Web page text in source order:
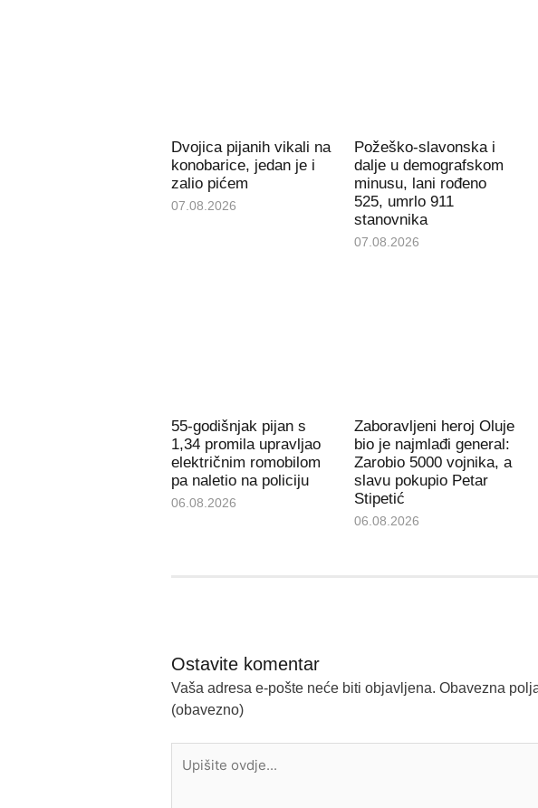
Dvojica pijanih vikali na
konobarice, jedan je i
zalio pićem
07.08.2026
Požeško-slavonska i
dalje u demografskom
minusu, lani rođeno
525, umrlo 911
stanovnika
07.08.2026
55-godišnjak pijan s
1,34 promila upravljao
električnim romobilom
pa naletio na policiju
06.08.2026
Zaboravljeni heroj Oluje
bio je najmlađi general:
Zarobio 5000 vojnika, a
slavu pokupio Petar
Stipetić
06.08.2026
Ostavite komentar
Vaša adresa e-pošte neće biti objavljena. Obavezna
(obavezno)
ovdje...